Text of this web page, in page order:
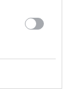
18 aug, 17:30